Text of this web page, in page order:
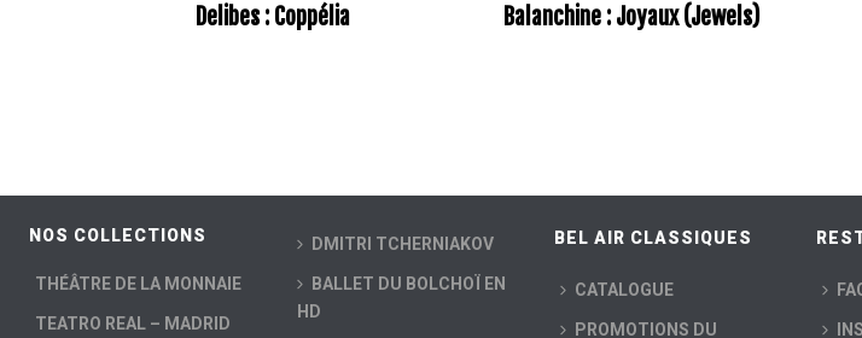
Delibes : Coppélia Balanchine : Joyaux (Jewels)
NOS COLLECTIONS
THÉÂTRE DE LA MONNAIE
TEATRO REAL – MADRID
DMITRI TCHERNIAKOV
BALLET DU BOLCHOÏ EN
HD
BEL AIR CLASSIQUES
CATALOGUE
PROMOTIONS DU